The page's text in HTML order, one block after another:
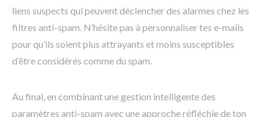
liens suspects qui peuvent déclencher des alarmes chez les
filtres anti-spam. N’hésite pas à personnaliser tes e-mails
pour qu’ils soient plus attrayants et moins susceptibles
d’être considérés comme du spam.
Au final, en combinant une gestion intelligente des
paramètres anti-spam avec une approche réfléchie de ton